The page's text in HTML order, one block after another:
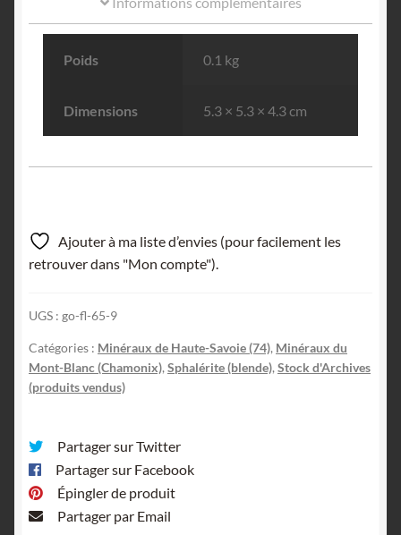
Poids 0.1 kg
Dimensions 5.3 × 5.3 × 4.3 cm
Ajouter à ma liste d’envies (pour facilement les
retrouver dans "Mon compte").
UGS : go-fl-65-9
Catégories : Minéraux de Haute-Savoie (74), Minéraux du
Mont-Blanc (Chamonix), Sphalérite (blende), Stock d'Archives
(produits vendus)
Partager sur Twitter
Partager sur Facebook
Épingler de produit
Partager par Email